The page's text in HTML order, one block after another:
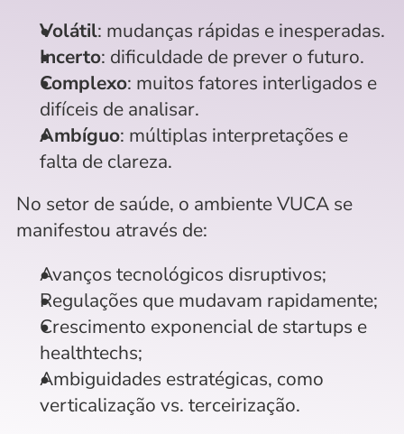
Volátil: mudanças rápidas e inesperadas.
Incerto: dificuldade de prever o futuro.
Complexo: muitos fatores interligados e
difíceis de analisar.
Ambíguo: múltiplas interpretações e
falta de clareza.
No setor de saúde, o ambiente VUCA se
manifestou através de:
Avanços tecnológicos disruptivos;
Regulações que mudavam rapidamente;
Crescimento exponencial de startups e
healthtechs;
Ambiguidades estratégicas, como
verticalização vs. terceirização.